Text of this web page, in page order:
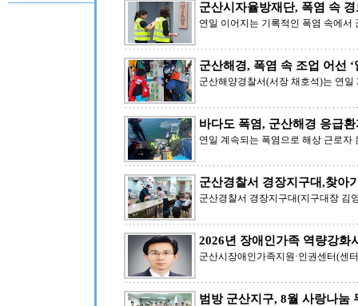
군산시자율방재단, 폭염 속
연일 이어지는 기록적인 폭염 속에
군산해경, 폭염 속 조업 어선 ‘
군산해양경찰서(서장 채호석)는 연
바다도 폭염, 군산해경 응급
연일 계속되는 폭염으로 해상 근로
군산경찰서 경장지구대,찾아
군산경찰서 경장지구대(지구대장 김
2026년 장애인가족 역량강화
군산시장애인가족지원·인권센터(센
범방 군산지구, 8월 사랑나눔